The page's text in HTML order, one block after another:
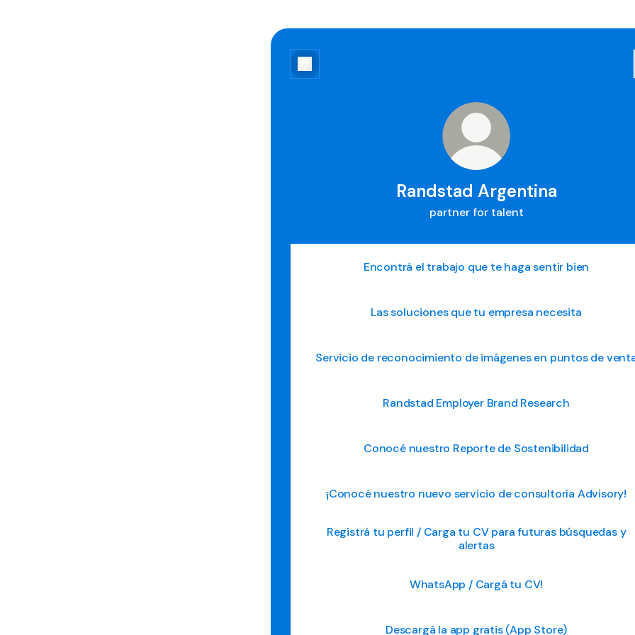
Randstad Argentina
partner for talent
Encontrá el trabajo que te haga sentir bien
Las soluciones que tu empresa necesita
Servicio de reconocimiento de imágenes en puntos de
Randstad Employer Brand Research
Conocé nuestro Reporte de Sostenibilidad
¡Conocé nuestro nuevo servicio de consultoría Advisory!
Registrá tu perfil / Carga tu CV para futuras búsquedas y
alertas
WhatsApp / Cargá tu CV!
Descargá la app gratis (App Store)